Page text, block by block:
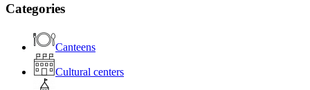
Categories
Canteens
Cultural centers